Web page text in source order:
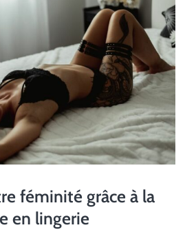
féminité grâce à la
en lingerie